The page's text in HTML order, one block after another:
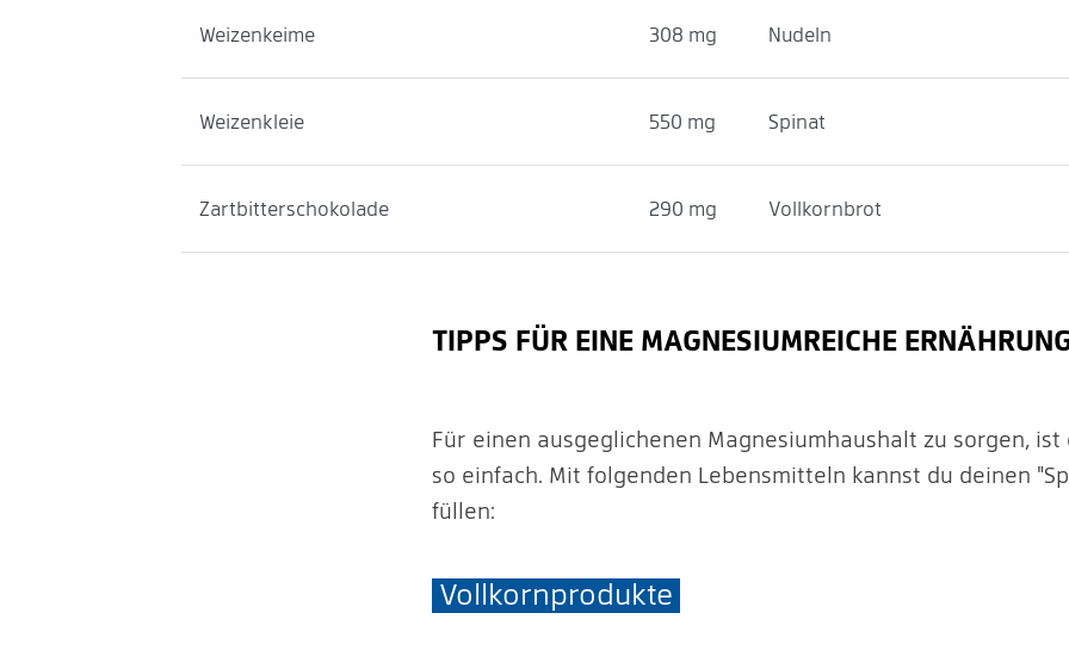
Weizenkeime 308 mg Nudeln
Weizenkleie 550 mg Spinat
Zartbitterschokolade 290 mg Vollkornbrot
TIPPS FÜR EINE MAGNESIUMREICHE
Für einen ausgeglichenen Magnesiumhaushalt zu sorgen, ist
so einfach. Mit folgenden Lebensmitteln kannst du deinen
füllen:
Vollkornprodukte